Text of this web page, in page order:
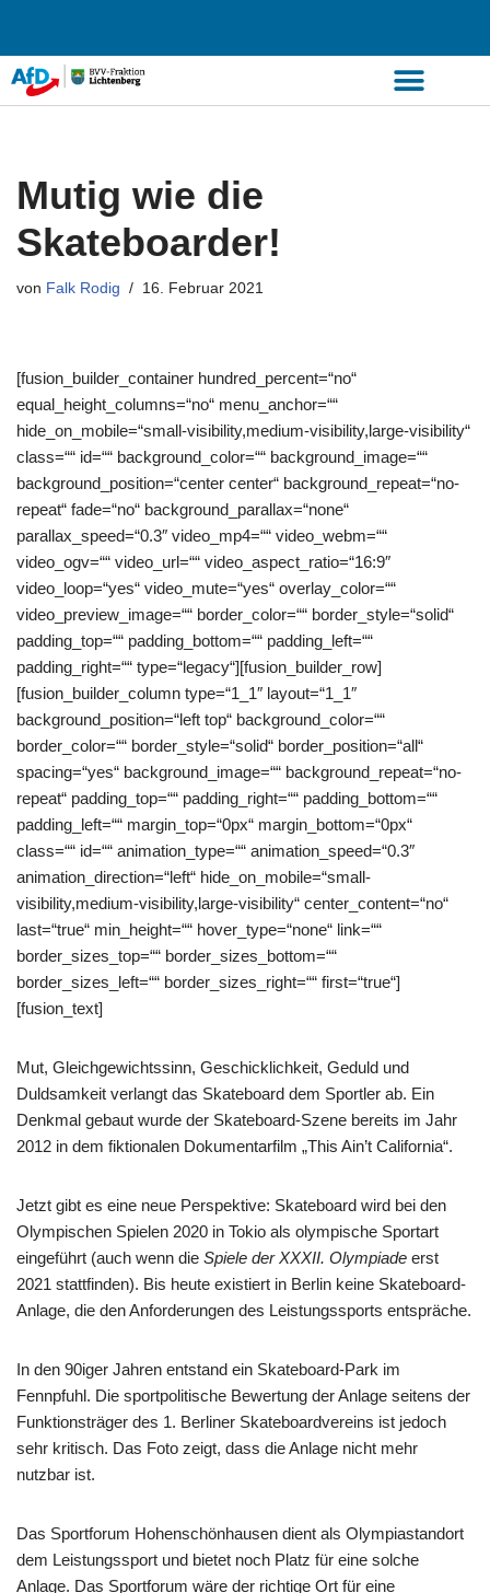
Zum
Inhalt
springen
Mutig wie die
Skateboarder!
von Falk Rodig 16. Februar 2021
[fusion_builder_container hundred_percent=“no“
equal_height_columns=“no“ menu_anchor=““
hide_on_mobile=“small-visibility,medium-visibility,large-visibility“
class=““ id=““ background_color=““ background_image=““
background_position=“center center“ background_repeat=“no-
repeat“ fade=“no“ background_parallax=“none“
parallax_speed=“0.3″ video_mp4=““ video_webm=““
video_ogv=““ video_url=““ video_aspect_ratio=“16:9″
video_loop=“yes“ video_mute=“yes“ overlay_color=““
video_preview_image=““ border_color=““ border_style=“solid“
padding_top=““ padding_bottom=““ padding_left=““
padding_right=““ type=“legacy“][fusion_builder_row]
[fusion_builder_column type=“1_1″ layout=“1_1″
background_position=“left top“ background_color=““
border_color=““ border_style=“solid“ border_position=“all“
spacing=“yes“ background_image=““ background_repeat=“no-
repeat“ padding_top=““ padding_right=““ padding_bottom=““
padding_left=““ margin_top=“0px“ margin_bottom=“0px“
class=““ id=““ animation_type=““ animation_speed=“0.3″
animation_direction=“left“ hide_on_mobile=“small-
visibility,medium-visibility,large-visibility“ center_content=“no“
last=“true“ min_height=““ hover_type=“none“ link=““
border_sizes_top=““ border_sizes_bottom=““
border_sizes_left=““ border_sizes_right=““ first=“true“]
[fusion_text]
Mut, Gleichgewichtssinn, Geschicklichkeit, Geduld und
Duldsamkeit verlangt das Skateboard dem Sportler ab. Ein
Denkmal gebaut wurde der Skateboard-Szene bereits im Jahr
2012 in dem fiktionalen Dokumentarfilm „This Ain’t California“.
Jetzt gibt es eine neue Perspektive: Skateboard wird bei den
Olympischen Spielen 2020 in Tokio als olympische Sportart
eingeführt (auch wenn die Spiele der XXXII. Olympiade erst
2021 stattfinden). Bis heute existiert in Berlin keine Skateboard-
Anlage, die den Anforderungen des Leistungssports entspräche.
In den 90iger Jahren entstand ein Skateboard-Park im
Fennpfuhl. Die sportpolitische Bewertung der Anlage seitens der
Funktionsträger des 1. Berliner Skateboardvereins ist jedoch
sehr kritisch. Das Foto zeigt, dass die Anlage nicht mehr
nutzbar ist.
Das Sportforum Hohenschönhausen dient als Olympiastandort
dem Leistungssport und bietet noch Platz für eine solche
Anlage. Das Sportforum wäre der richtige Ort für eine